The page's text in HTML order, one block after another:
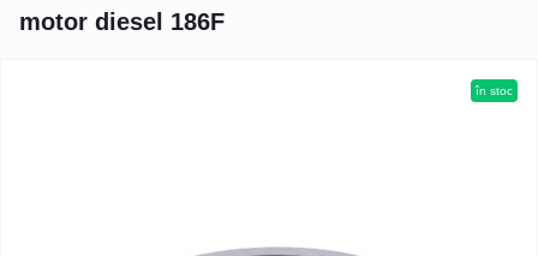
motor diesel 186F
în stoc